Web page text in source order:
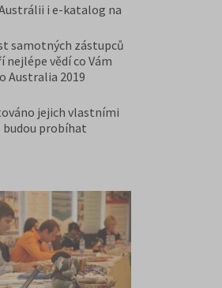
i e-katalog na
samotných zástupců
vědí co Vám
Australia 2019
jejich vlastními
budou probíhat